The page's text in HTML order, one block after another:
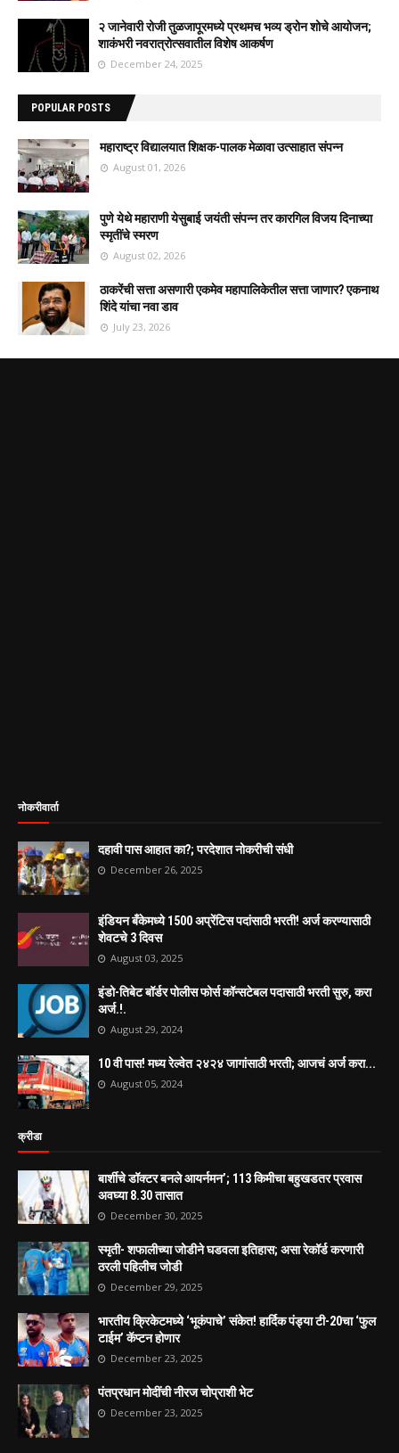
२ जानेवारी रोजी तुळजापूरमध्ये प्रथमच भव्य ड्रोन शोचे आयोजन;
शाकंभरी नवरात्रोत्सवातील विशेष आकर्षण
December 24, 2025
POPULAR POSTS
महाराष्ट्र विद्यालयात शिक्षक-पालक मेळावा उत्साहात संपन्न
August 01, 2026
पुणे येथे महाराणी येसुबाई जयंती संपन्न तर कारगिल विजय दिनाच्या
स्मृतींचे स्मरण
August 02, 2026
ठाकरेंची सत्ता असणारी एकमेव महापालिकेतील सत्ता जाणार? एकनाथ
शिंदे यांचा नवा डाव
July 23, 2026
नोकरीवार्ता
दहावी पास आहात का?; परदेशात नोकरीची संधी
December 26, 2025
इंडियन बँकेमध्ये 1500 अप्रेंटिस पदांसाठी भरती! अर्ज करण्यासाठी
शेवटचे 3 दिवस
August 03, 2025
इंडो-तिबेट बॉर्डर पोलीस फोर्स कॉन्सटेबल पदासाठी भरती सुरु, करा
अर्ज.!.
August 29, 2024
10 वी पास! मध्य रेल्वेत २४२४ जागांसाठी भरती; आजचं अर्ज करा...
August 05, 2024
क्रीडा
बार्शीचे डॉक्टर बनले आयर्नमन’; 113 किमीचा बहुखडतर प्रवास
अवघ्या 8.30 तासात
December 30, 2025
स्मृती- शफालीच्या जोडीने घडवला इतिहास; असा रेकॉर्ड करणारी
ठरली पहिलीच जोडी
December 29, 2025
भारतीय क्रिकेटमध्ये ‘भूकंपाचे’ संकेत! हार्दिक पंड्या टी-20चा ‘फुल
टाईम’ कॅप्टन होणार
December 23, 2025
पंतप्रधान मोदींची नीरज चोप्राशी भेट
December 23, 2025